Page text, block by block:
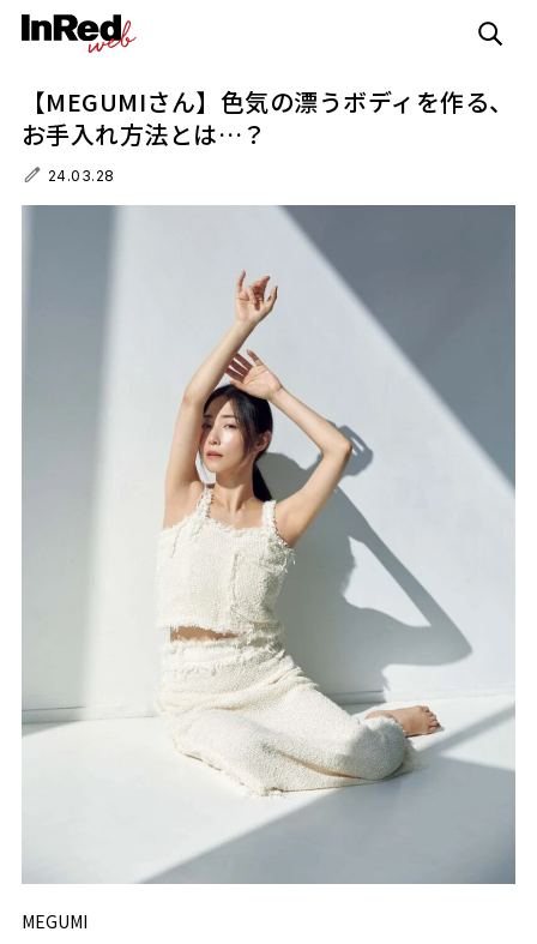
【MEGUMIさん】色気の漂うボディを作る、
お手入れ方法とは…？
24.03.28
MEGUMI